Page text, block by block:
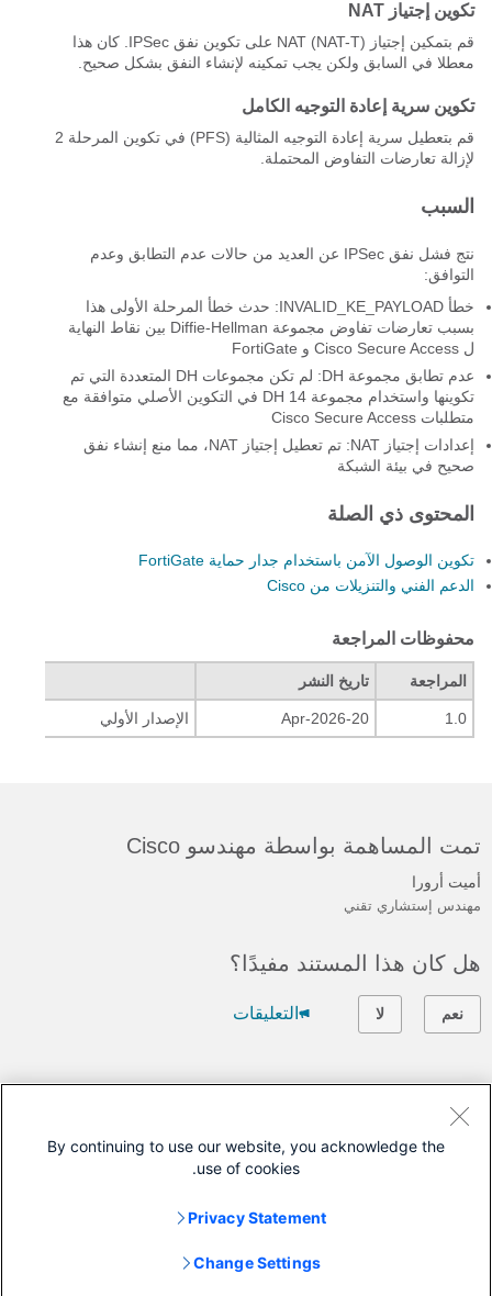
تكوين إجتياز NAT
قم بتمكين إجتياز NAT (NAT-T) على تكوين نفق IPSec. كان هذا
معطلا في السابق ولكن يجب تمكينه لإنشاء النفق بشكل صحيح.
تكوين سرية إعادة التوجيه الكامل
قم بتعطيل سرية إعادة التوجيه المثالية (PFS) في تكوين المرحلة 2
لإزالة تعارضات التفاوض المحتملة.
السبب
نتج فشل نفق IPSec عن العديد من حالات عدم التطابق وعدم
التوافق:
خطأ INVALID_KE_PAYLOAD: حدث خطأ المرحلة الأولى هذا
بسبب تعارضات تفاوض مجموعة Diffie-Hellman بين نقاط النهاية
ل Cisco Secure Access و FortiGate
عدم تطابق مجموعة DH: لم تكن مجموعات DH المتعددة التي تم
تكوينها واستخدام مجموعة DH 14 في التكوين الأصلي متوافقة مع
متطلبات Cisco Secure Access
إعدادات إجتياز NAT: تم تعطيل إجتياز NAT، مما منع إنشاء نفق
صحيح في بيئة الشبكة
المحتوى ذي الصلة
تكوين الوصول الآمن باستخدام جدار حماية FortiGate
الدعم الفني والتنزيلات من Cisco
محفوظات المراجعة
المراجعة تاريخ النشر
1.0
20-Apr-2026 الإصدار الأولي
تمت المساهمة بواسطة مهندسو Cisco
أميت أرورا
مهندس إستشاري تقني
هل كان هذا المستند مفيدًا؟
نعم لا التعليقات
فتح حالة دعم
)
ينطبق هذا المستند على هذه المنتجات
By continuing to use our website, you acknowledge the
use of cookies.
Privacy Statement
Change Settings